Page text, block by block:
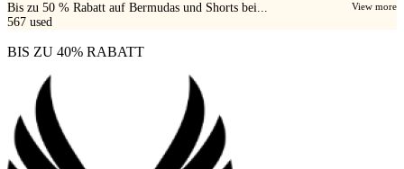
Bis zu 50 % Rabatt auf Bermudas und Shorts bei... View more
567 used
BIS ZU 40% RABATT